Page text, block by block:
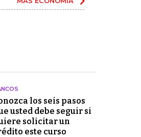
los seis pasos
usted debe seguir si
solicitar un
este curso